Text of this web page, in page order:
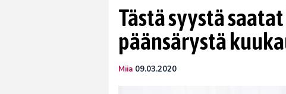
Tästä syystä
päänsärystä
Miia 09.03.2020